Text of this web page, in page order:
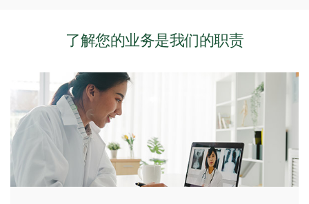
了解您的业务是我们的职责